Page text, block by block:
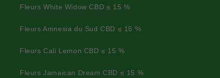
Fleurs White Widow CBD ≤ 15 %
Fleurs Amnesia du Sud CBD ≤ 15 %
Fleurs Cali Lemon CBD ≤ 15 %
Fleurs Jamaican Dream CBD ≤ 15 %